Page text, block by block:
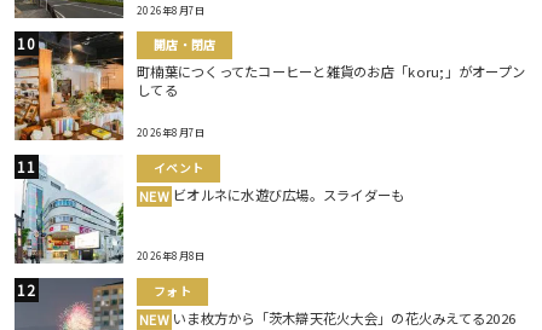
2026年8月7日
開店・閉店
町楠葉につくってたコーヒーと雑貨のお店「koru;」がオープン
してる
2026年8月7日
イベント
NEW ビオルネに水遊び広場。スライダーも
2026年8月8日
フォト
NEW いま枚方から「茨木辯天花火大会」の花火みえてる2026